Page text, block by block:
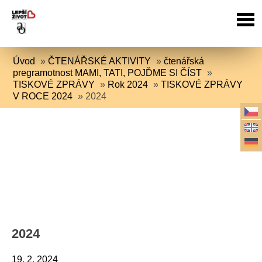
Úvod »ČTENÁŘSKÉ AKTIVITY »čtenářská
pregramotnost MAMI, TATI, POJĎME SI ČÍST »
TISKOVÉ ZPRÁVY » Rok 2024 »TISKOVÉ ZPRÁVY
V ROCE 2024 » 2024
2024
19. 2. 2024